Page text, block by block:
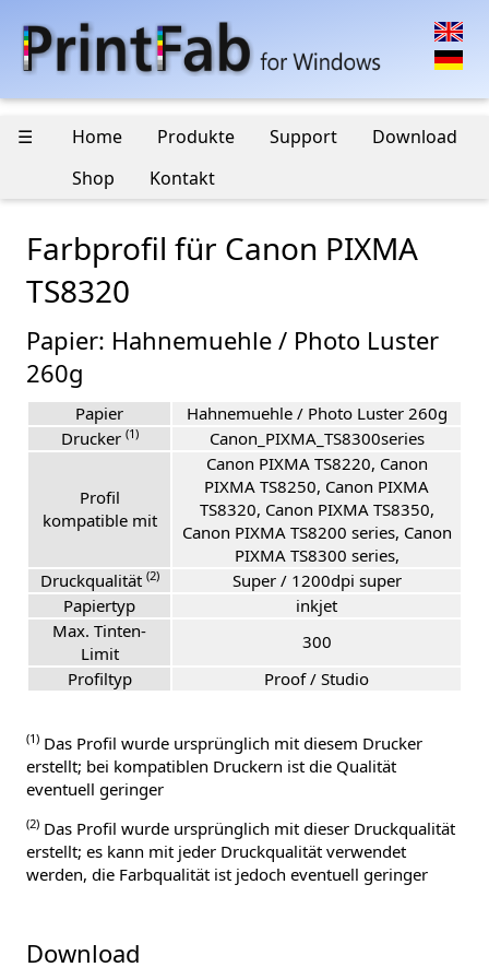
☰ Home Produkte Support
Download
Shop
Kontakt
Farbprofil für Canon PIXMA
TS8320
Papier: Hahnemuehle / Photo Luster
260g
Papier
Hahnemuehle / Photo Luster 260g
Drucker (1) Canon_PIXMA_TS8300series
Profil
kompatible mit
Canon PIXMA TS8220, Canon
PIXMA TS8250, Canon PIXMA
TS8320, Canon PIXMA TS8350,
Canon PIXMA TS8200 series, Canon
PIXMA TS8300 series,
Druckqualität (2)
Super / 1200dpi super
Papiertyp
inkjet
Max. Tinten-
Limit
300
Profiltyp
Proof / Studio
(1) Das Profil wurde ursprünglich mit diesem Drucker
erstellt; bei kompatiblen Druckern ist die Qualität
eventuell geringer
(2) Das Profil wurde ursprünglich mit dieser Druckqualität
erstellt; es kann mit jeder Druckqualität verwendet
werden, die Farbqualität ist jedoch eventuell geringer
Download